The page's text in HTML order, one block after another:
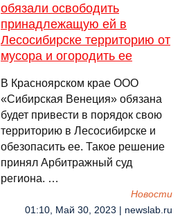
обязали освободить
принадлежащую ей в
Лесосибирске территорию от
мусора и огородить ее
В Красноярском крае ООО
«Сибирская Венеция» обязана
будет привести в порядок свою
территорию в Лесосибирске и
обезопасить ее. Такое решение
принял Арбитражный суд
региона. …
Новости
01:10, Май 30, 2023 | newslab.ru